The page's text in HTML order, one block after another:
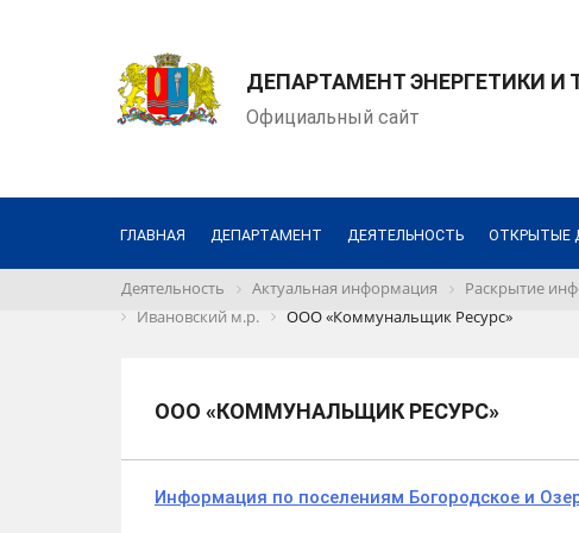
ДЕПАРТАМЕНТ ЭНЕРГЕТИКИ
Официальный сайт
ГЛАВНАЯ ДЕПАРТАМЕНТ ДЕЯТЕЛЬНОСТЬ ОТКРЫТЫЕ
Деятельность Актуальная информация Раскрытие
Ивановский м.р.
ООО «Коммунальщик Ресурс»
ООО «КОММУНАЛЬЩИК РЕСУРС»
Информация по поселениям Богородское и